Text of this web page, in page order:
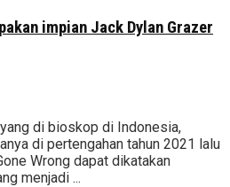
impian Jack Dylan Grazer
di bioskop di Indonesia,
di pertengahan tahun 2021 lalu
Wrong dapat dikatakan
menjadi ...